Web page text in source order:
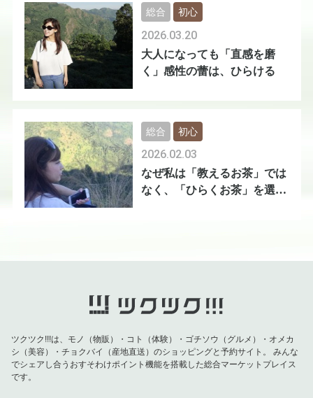
大人になっても「直感を磨
く」感性の蕾は、ひらける
2026.03.20
総合 初心
なぜ私は「教えるお茶」では
なく、「ひらくお茶」を選ん
2026.02.03
総合 初心
ツクツク!!!は、モノ（物販）・コト（体験）・ゴチソウ（グルメ）・オメカ
シ（美容）・チョクバイ（産地直送）のショッピングと予約サイト。
みんな
でシェアし合うおすそわけポイント機能を搭載した総合マーケットプレイス
です。